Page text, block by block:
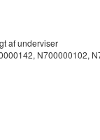
af underviser
N700000102,